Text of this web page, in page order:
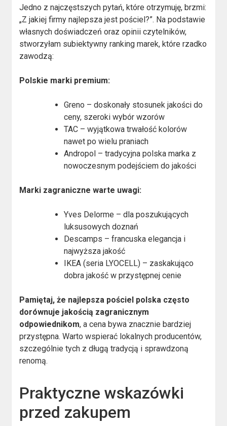
Jedno z najczęstszych pytań, które otrzymuję, brzmi:
„Z jakiej firmy najlepsza jest pościel?”. Na podstawie
własnych doświadczeń oraz opinii czytelników,
stworzyłam subiektywny ranking marek, które rzadko
zawodzą:
Polskie marki premium:
Greno – doskonały stosunek jakości do
ceny, szeroki wybór wzorów
TAC – wyjątkowa trwałość kolorów
nawet po wielu praniach
Andropol – tradycyjna polska marka z
nowoczesnym podejściem do jakości
Marki zagraniczne warte uwagi:
Yves Delorme – dla poszukujących
luksusowych doznań
Descamps – francuska elegancja i
najwyższa jakość
IKEA (seria LYOCELL) – zaskakująco
dobra jakość w przystępnej cenie
Pamiętaj, że najlepsza pościel polska często
dorównuje jakością zagranicznym
odpowiednikom, a cena bywa znacznie bardziej
przystępna. Warto wspierać lokalnych producentów,
szczególnie tych z długą tradycją i sprawdzoną
renomą.
Praktyczne wskazówki
przed zakupem